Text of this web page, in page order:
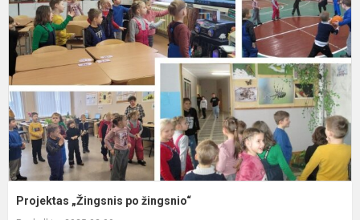
Projektas „Žingsnis po žingsnio“